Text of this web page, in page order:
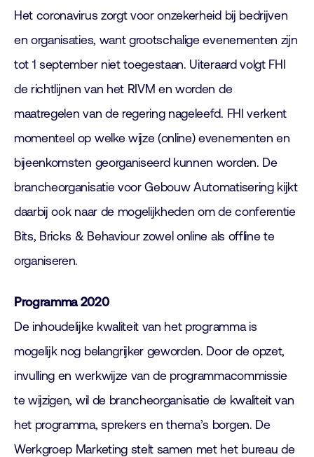
Het coronavirus zorgt voor onzekerheid bij bedrijven
en organisaties, want grootschalige evenementen zijn
tot 1 september niet toegestaan. Uiteraard volgt FHI
de richtlijnen van het RIVM en worden de
maatregelen van de regering nageleefd. FHI verkent
momenteel op welke wijze (online) evenementen en
bijeenkomsten georganiseerd kunnen worden. De
brancheorganisatie voor Gebouw Automatisering kijkt
daarbij ook naar de mogelijkheden om de conferentie
Bits, Bricks & Behaviour zowel online als offline te
organiseren.
Programma 2020
De inhoudelijke kwaliteit van het programma is
mogelijk nog belangrijker geworden. Door de opzet,
invulling en werkwijze van de programmacommissie
te wijzigen, wil de brancheorganisatie de kwaliteit van
het programma, sprekers en thema’s borgen. De
Werkgroep Marketing stelt samen met het bureau de